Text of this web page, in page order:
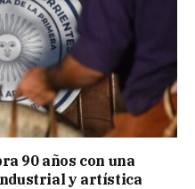
90 años con una
y artística